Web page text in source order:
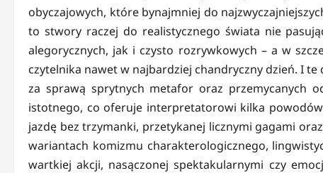
obyczajowych, które bynajmniej do
to stwory raczej do realistycznego świata nie
alegorycznych, jak i czysto rozrywkowych – a w
czytelnika nawet w najbardziej chandryczny dzień. I te
za sprawą sprytnych metafor oraz przemycanych
istotnego, co oferuje interpretatorowi kilka
jazdę bez trzymanki, przetykanej licznymi gagami
wariantach komizmu charakterologicznego,
wartkiej akcji, nasączonej spektakularnymi czy